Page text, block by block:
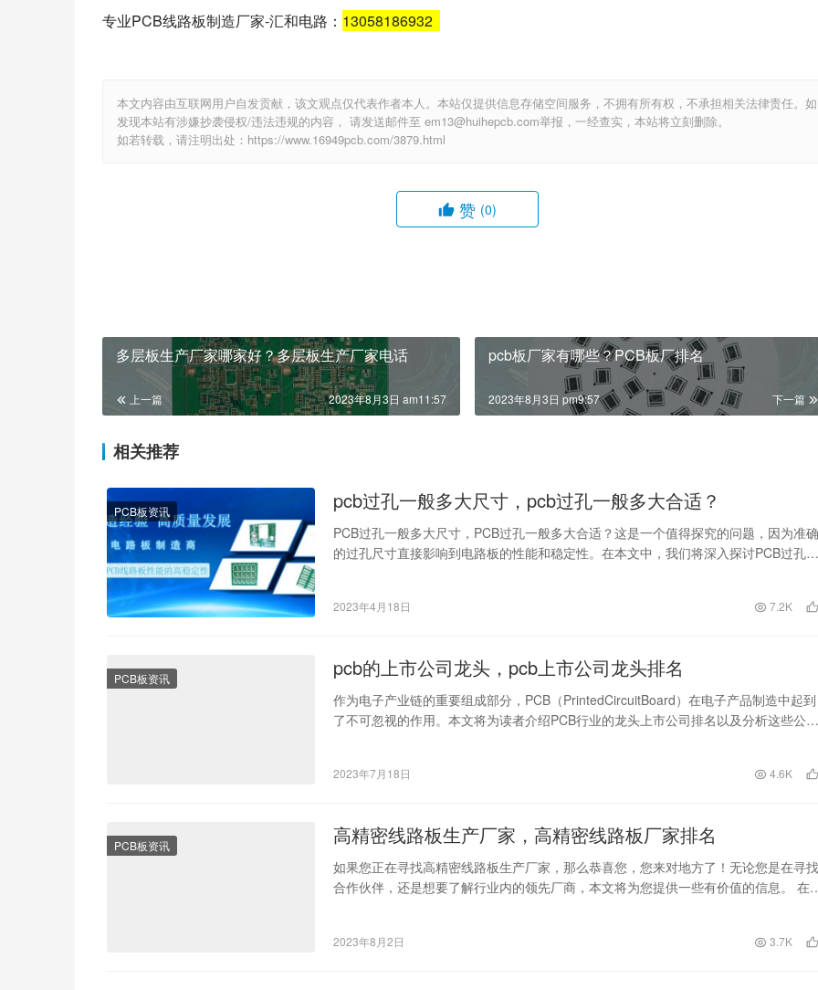
专业PCB线路板制造厂家-汇和电路： 13058186932
本文内容由互联网用户自发贡献，该文观点仅代表作者本人。本站仅提供信息存储空间服务，不拥有所有权，不承担相关法律责任。如
发现本站有涉嫌抄袭侵权/违法违规的内容， 请发送邮件至 em13@huihepcb.com举报，一经查实，本站将立刻删除。
如若转载，请注明出处：https://www.16949pcb.com/3879.html
赞 (0)
多层板生产厂家哪家好？多层板生产厂家电话
上一篇 2023年8月3日 am11:57
pcb板厂家有哪些？PCB板厂排名
下一篇
2023年8月3日 pm9:57
相关推荐
PCB板资讯 pcb过孔一般多大尺寸，pcb过孔一般多大合适？
PCB过孔一般多大尺寸，PCB过孔一般多大合适？这是一个值得探究的问题，因为准确
的过孔尺寸直接影响到电路板的性能和稳定性。在本文中，我们将深入探讨PCB过孔的
2023年4月18日 7.2K
PCB板资讯 pcb的上市公司龙头，pcb上市公司龙头排名
作为电子产业链的重要组成部分，PCB（PrintedCircuitBoard）在电子产品制造中起到
了不可忽视的作用。本文将为读者介绍PCB行业的龙头上市公司排名以及分析这些公司
2023年7月18日 4.6K
PCB板资讯 高精密线路板生产厂家，高精密线路板厂家排名
如果您正在寻找高精密线路板生产厂家，那么恭喜您，您来对地方了！无论您是在寻找
合作伙伴，还是想要了解行业内的领先厂商，本文将为您提供一些有价值的信息。 在
2023年8月2日 3.7K